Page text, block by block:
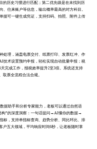
的历史习惯进行匹配；第二优先级是在未找到历
往来账户等信息，输出概率最高的对方科目。
据可一键生成凭证，支持扫码、拍照、附件上传
处理，涵盖电票交付、纸票打印、发票红冲、作
技术设置预约申报，轻松实现自动批量申报；税
完成工作，报税效率提升2至3倍。系统还支持
取票全流程合法合规。
据助手和分析专家能力，老板可以通过自然语
构”的深度洞察：一句话提问→AI懂你的数据→
标，支持单指标查询、趋势分析、同比环比、排
户五大领域，平均响应时间6秒，让老板随时掌